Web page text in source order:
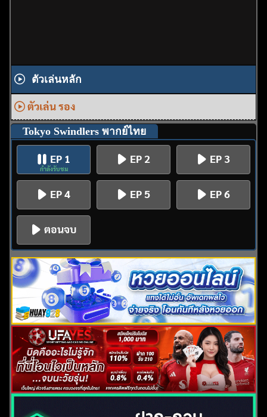
ตัวเล่นหลัก
ตัวเล่น รอง
Tokyo Swindlers พากย์ไทย
EP 1
กำลังรับชม
EP 2 EP 3
EP 4 EP 5 EP 6
ตอนจบ